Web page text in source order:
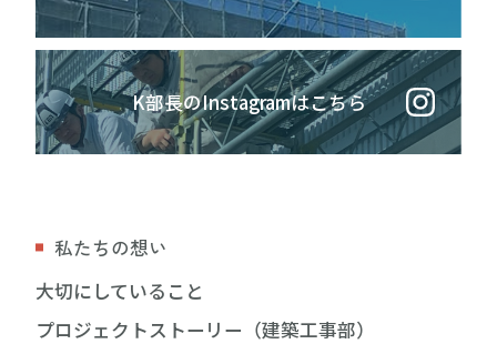
K部長のInstagramはこちら
私たちの想い
大切にしていること
プロジェクトストーリー（建築工事部）